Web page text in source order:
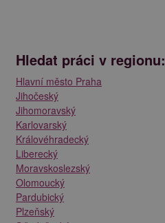
Hledat práci v regionu:
Hlavní město Praha
Jihočeský
Jihomoravský
Karlovarský
Královéhradecký
Liberecký
Moravskoslezský
Olomoucký
Pardubický
Plzeňský